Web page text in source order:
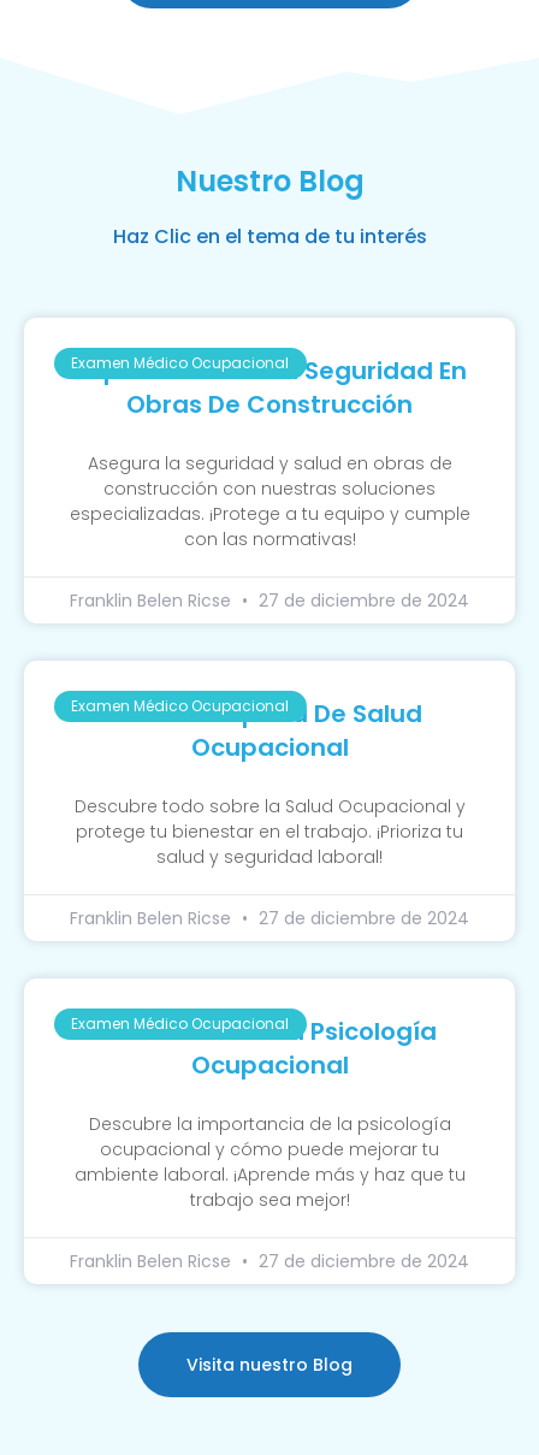
Nuestro Blog
Haz Clic en el tema de tu interés
Examen Médico Ocupacional
Importancia De La Seguridad En
Obras De Construcción
Asegura la seguridad y salud en obras de
construcción con nuestras soluciones
especializadas. ¡Protege a tu equipo y cumple
con las normativas!
Franklin Belen Ricse 27 de diciembre de 2024
Examen Médico Ocupacional
Guía Completa De Salud
Ocupacional
Descubre todo sobre la Salud Ocupacional y
protege tu bienestar en el trabajo. ¡Prioriza tu
salud y seguridad laboral!
Franklin Belen Ricse 27 de diciembre de 2024
Examen Médico Ocupacional
La Función De La Psicología
Ocupacional
Descubre la importancia de la psicología
ocupacional y cómo puede mejorar tu
ambiente laboral. ¡Aprende más y haz que tu
trabajo sea mejor!
Franklin Belen Ricse 27 de diciembre de 2024
Visita nuestro Blog